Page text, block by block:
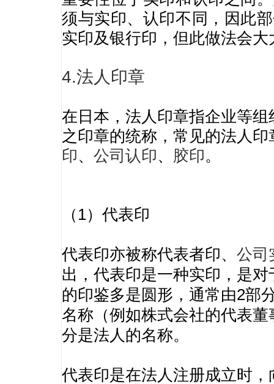
须与实印、认印不同，因此
实印及银行印，但此做法会
4.法人印章
在日本，法人印章指企业等
之印章的统称，常见的法人印
印、 公司认印、 胶印。
（1）代表印
代表印亦被称代表者印、 公司
出，代表印是一种实印，是
的印鉴多是圆形，通常由2部
名称（例如株式会社的代表
分是法人的名称。
代表印是在法人注册成立时